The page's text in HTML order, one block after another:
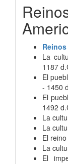
La
1187
El
- 1450
El
1492
La
La
El
La
El